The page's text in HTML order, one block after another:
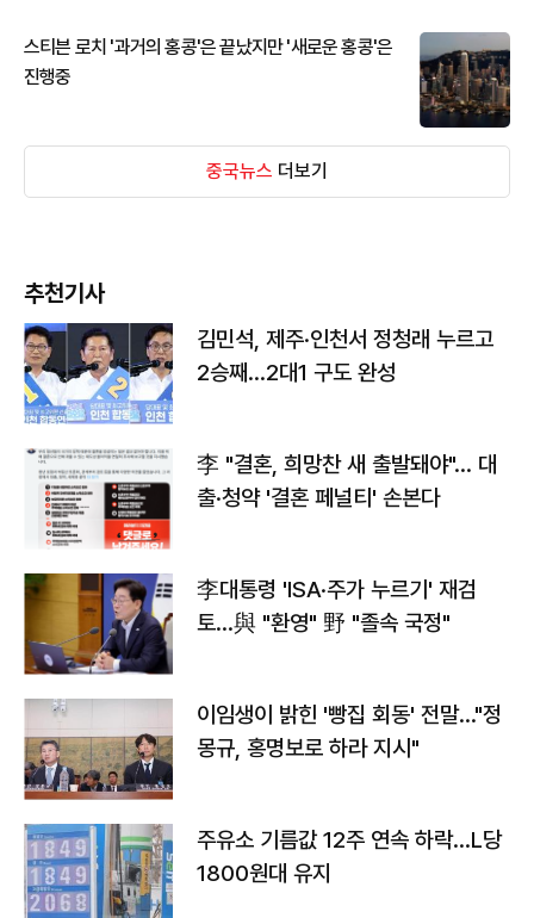
스티븐 로치 '과거의 홍콩'은 끝났지만 '새로운 홍콩'은
진행중
중국뉴스 더보기
추천기사
김민석, 제주·인천서 정청래 누르고
2승째…2대1 구도 완성
李 "결혼, 희망찬 새 출발돼야"… 대
출·청약 '결혼 페널티' 손본다
李대통령 'ISA·주가 누르기' 재검
토…與 "환영" 野 "졸속 국정"
이임생이 밝힌 '빵집 회동' 전말…"정
몽규, 홍명보로 하라 지시"
주유소 기름값 12주 연속 하락…L당
1800원대 유지